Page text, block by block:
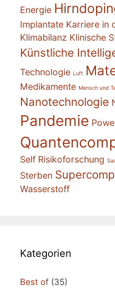
Energie
Implantate Karriere in
Klimabilanz Klinische
Künstliche
Technologie Luft
Medikamente Mensch und
Nanotechnologie
Pandemie
Self Risikoforschung
Sterben
Wasserstoff
Kategorien
Best of (35)